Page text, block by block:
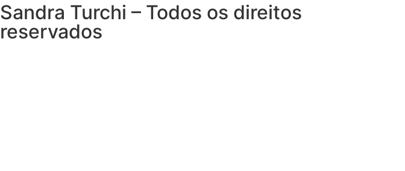
Sandra Turchi – Todos os direitos
reservados